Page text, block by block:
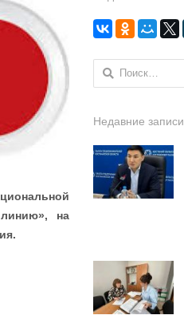
линию», на
Найти:
Недавние записи